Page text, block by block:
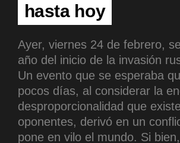
hasta hoy
Ayer, viernes 24 de febrero,
año del inicio de la invasión
Un evento que se esperaba
pocos días, al considerar la
desproporcionalidad que
oponentes, derivó en un
pone en vilo el mundo. Si